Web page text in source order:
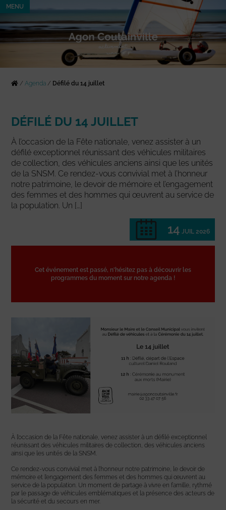
MENU
/Agenda / Défilé du 14 juillet
DÉFILÉ DU 14 JUILLET
À l’occasion de la Fête nationale, venez assister à un
défilé exceptionnel réunissant des véhicules militaires
de collection, des véhicules anciens ainsi que les unités
de la SNSM. Ce rendez-vous convivial met à l’honneur
notre patrimoine, le devoir de mémoire et l’engagement
des femmes et des hommes qui œuvrent au service de
la population. Un […]
14 JUIL 2026
Cet événement est passé, n'hésitez pas à découvrir les
programmes du moment sur notre agenda !
À l’occasion de la Fête nationale, venez assister à un défilé exceptionnel
réunissant des véhicules militaires de collection, des véhicules anciens
ainsi que les unités de la SNSM.
Ce rendez-vous convivial met à l’honneur notre patrimoine, le devoir de
mémoire et l’engagement des femmes et des hommes qui œuvrent au
service de la population. Un moment de partage à vivre en famille, rythmé
par le passage de véhicules emblématiques et la présence des acteurs de
la sécurité et du secours en mer.